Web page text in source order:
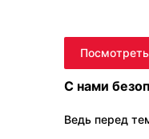
С нами
Ведь перед